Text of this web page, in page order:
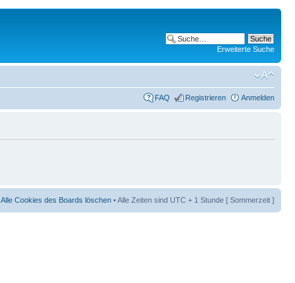
Erweiterte Suche
FAQ Registrieren Anmelden
Alle Cookies des Boards löschen • Alle Zeiten sind UTC + 1 Stunde [ Sommerzeit ]